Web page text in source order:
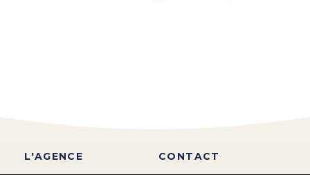
L'AGENCE CONTACT